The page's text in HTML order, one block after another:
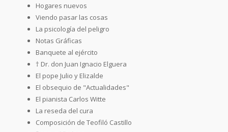
Hogares nuevos
Viendo pasar las cosas
La psicología del peligro
Notas Gráficas
Banquete al ejército
† Dr. don Juan Ignacio Elguera
El pope Julio y Elizalde
El obsequio de "Actualidades"
El pianista Carlos Witte
La reseda del cura
Composición de Teofiló Castillo